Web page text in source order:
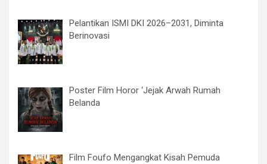
Pelantikan ISMI DKI 2026–2031, Diminta
Berinovasi
Poster Film Horor ‘Jejak Arwah Rumah
Belanda
Film Foufo Mengangkat Kisah Pemuda